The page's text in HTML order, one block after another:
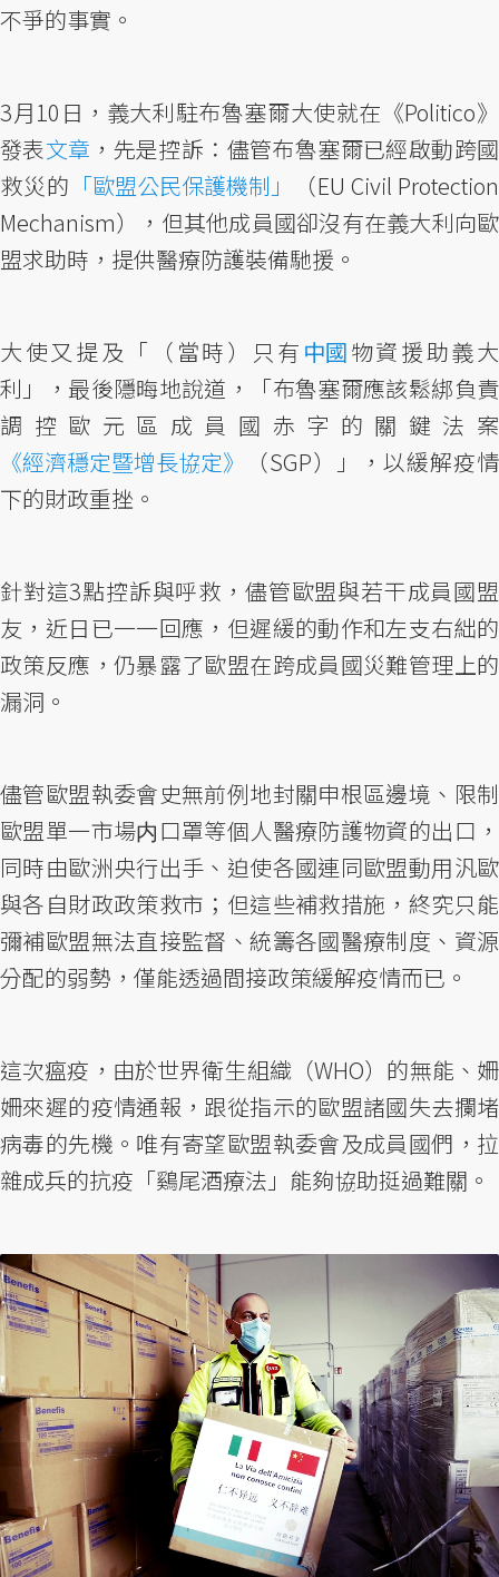
不爭的事實。
3月10日，義大利駐布魯塞爾大使就在《Politico》
發表文章 ，先是控訴：儘管布魯塞爾已經啟動跨國
救災的 「歐盟公民保護機制」
（EU Civil Protection
Mechanism），但其他成員國卻沒有在義大利向歐
盟求助時，提供醫療防護裝備馳援。
大使又提及「（當時）只有 中國物資援助義大
利」，最後隱晦地說道，「布魯塞爾應該鬆綁負責
調控歐元區成員國赤字的關鍵法案
《經濟穩定暨增長協定》
（SGP）」，以緩解疫情
下的財政重挫。
針對這3點控訴與呼救，儘管歐盟與若干成員國盟
友，近日已一一回應，但遲緩的動作和左支右絀的
政策反應，仍暴露了歐盟在跨成員國災難管理上的
漏洞。
儘管歐盟執委會史無前例地封關申根區邊境、限制
歐盟單一市場内口罩等個人醫療防護物資的出口，
同時由歐洲央行出手、迫使各國連同歐盟動用汎歐
與各自財政政策救市；但這些補救措施，終究只能
彌補歐盟無法直接監督、統籌各國醫療制度、資源
分配的弱勢，僅能透過間接政策緩解疫情而已。
這次瘟疫，由於世界衛生組織（WHO）的無能、姍
姍來遲的疫情通報，跟從指示的歐盟諸國失去攔堵
病毒的先機。唯有寄望歐盟執委會及成員國們，拉
雜成兵的抗疫「鷄尾酒療法」能夠協助挺過難關。